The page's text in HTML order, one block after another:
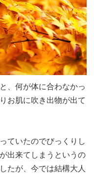
、何が体に合わなかっ
お肌に吹き出物が出て
ていたのでびっくりし
出来てしまうというの
たが、今では結構大人